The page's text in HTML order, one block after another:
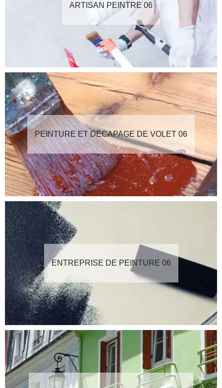
ARTISAN PEINTRE 06
PEINTURE ET DÉCAPAGE DE VOLET 06
ENTREPRISE DE PEINTURE 06